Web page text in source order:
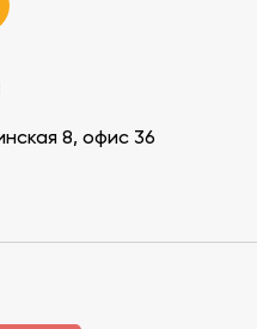
8, офис 36